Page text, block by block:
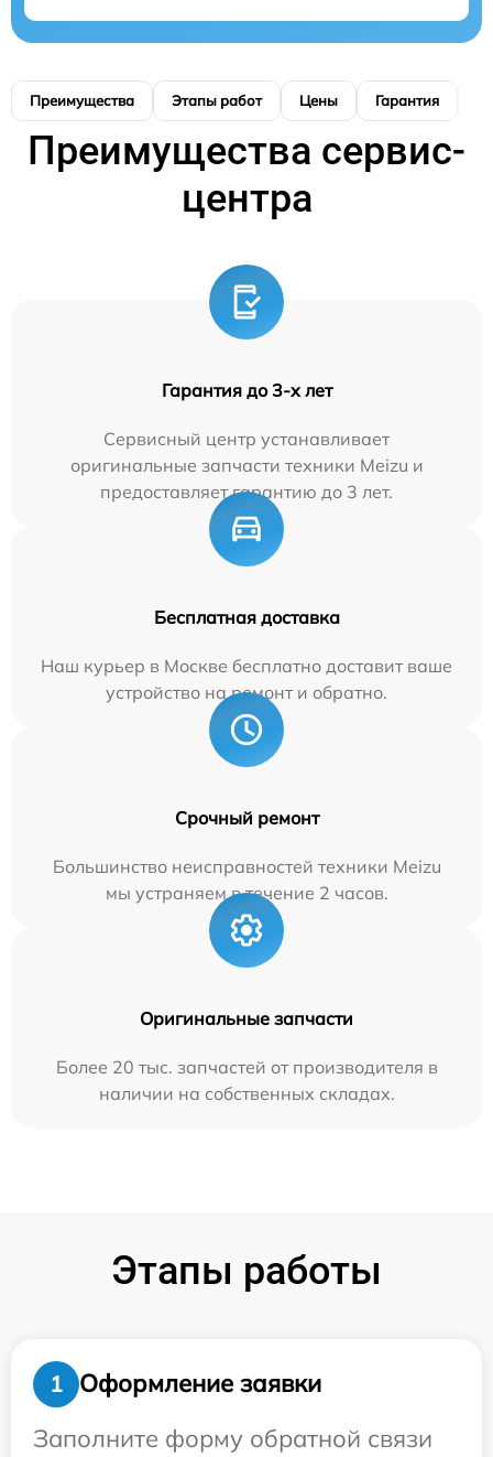
Преимущества Этапы работ Цены Гарантия
Преимущества сервис-
центра
Гарантия до 3-х лет
Сервисный центр устанавливает
оригинальные запчасти техники Meizu и
предоставляет гарантию до 3 лет.
Бесплатная доставка
Наш курьер в Москве бесплатно доставит ваше
устройство на ремонт и обратно.
Срочный ремонт
Большинство неисправностей техники Meizu
мы устраняем в течение 2 часов.
Оригинальные запчасти
Более 20 тыс. запчастей от производителя в
наличии на собственных складах.
Этапы работы
1
Оформление заявки
Заполните форму обратной связи